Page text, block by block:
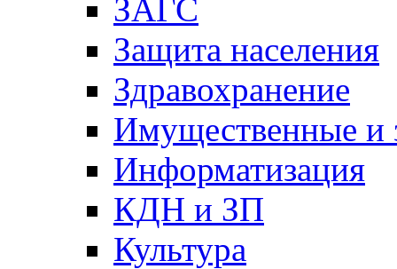
ЗАГС
Защита населения
Здравохранение
Имущественные и
Информатизация
КДН и ЗП
Культура